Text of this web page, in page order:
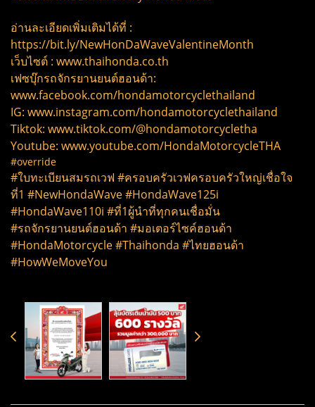
อ่านละเอียดเพิ่มเติมได้ที่ :
https://bit.ly/NewHonDaWaveValentineMonth
เว็บไซต์ : www.thaihonda.co.th
เฟซบุ๊กรถจักรยานยนต์ฮอนด้า:
www.facebook.com/hondamotorcyclethailand
IG: www.instagram.com/hondamotorcyclethailand
Tiktok: www.tiktok.com/@hondamotorcycletha
Youtube: www.youtube.com/HondaMotorcycleTHA
#override
#ใบทะเบียนสมรถเวฟ #ครอบครัวเวฟครอบครัวใหญ่เชื่อใจ
ที่1 #NewHondaWave #HondaWave125i
#HondaWave110i #ที่1ผู้นำที่ทุกคนเชื่อมั่น
#รถจักรยานยนต์ฮอนด้า #มอเตอร์ไซค์ฮอนด้า
#HondaMotorcycle #Thaihonda #ไทยฮอนด้า
#HowWeMoveYou